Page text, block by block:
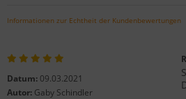
Informationen zur Echtheit der Kundenbewertungen
Datum: 09.03.2021
Autor: Gaby Schindler